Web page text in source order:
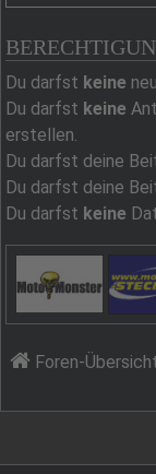
Du darfst keine
Du darfst keine
erstellen.
Du darfst deine
Du darfst deine
Du darfst keine
Foren-